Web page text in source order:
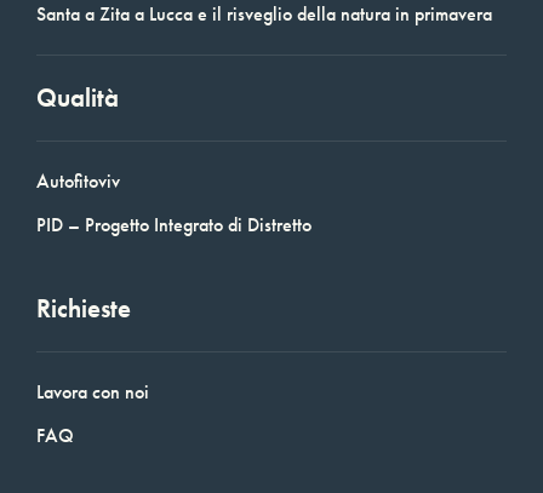
Santa a Zita a Lucca e il risveglio della natura in primavera
Qualità
Autofitoviv
PID – Progetto Integrato di Distretto
Richieste
Lavora con noi
FAQ